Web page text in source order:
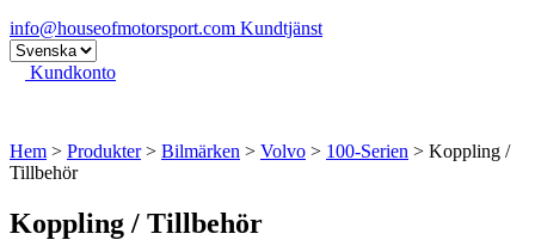
info@houseofmotorsport.com Kundtjänst
Kundkonto
Hem > Produkter> Bilmärken > Volvo > 100-Serien > Koppling /
Tillbehör
Koppling / Tillbehör